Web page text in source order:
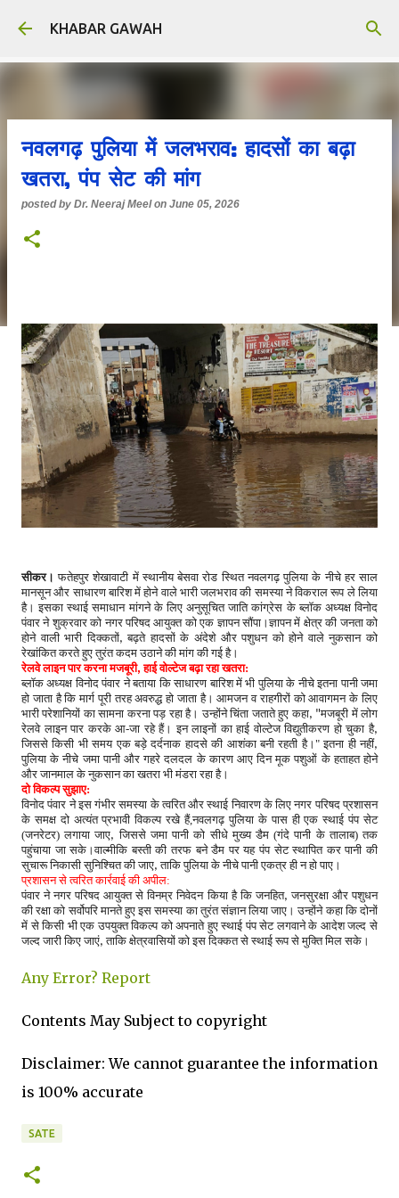
Skip to main content
KHABAR GAWAH
नवलगढ़ पुलिया में जलभराव: हादसों का बढ़ा
खतरा, पंप सेट की मांग
posted by Dr. Neeraj Meel on June 05, 2026
सीकर। फतेहपुर शेखावाटी में स्थानीय बेसवा रोड स्थित नवलगढ़ पुलिया के नीचे हर साल
मानसून और साधारण बारिश में होने वाले भारी जलभराव की समस्या ने विकराल रूप ले लिया
है। इसका स्थाई समाधान मांगने के लिए अनुसूचित जाति कांग्रेस के ब्लॉक अध्यक्ष विनोद
पंवार ने शुक्रवार को नगर परिषद आयुक्त को एक ज्ञापन सौंपा।ज्ञापन में क्षेत्र की जनता को
होने वाली भारी दिक्कतों,बढ़ते हादसों के अंदेशे और पशुधन को होने वाले नुकसान को
रेखांकित करते हुए तुरंत कदम उठाने की मांग की गई है।
रेलवे लाइन पार करना मजबूरी,हाई वोल्टेज बढ़ा रहा खतरा:
ब्लॉक अध्यक्ष विनोद पंवार ने बताया कि साधारण बारिश में भी पुलिया के नीचे इतना पानी जमा
हो जाता है कि मार्ग पूरी तरह अवरुद्ध हो जाता है। आमजन व राहगीरों को आवागमन के लिए
भारी परेशानियों का सामना करना पड़ रहा है। उन्होंने चिंता जताते हुए कहा, "मजबूरी में लोग
रेलवे लाइन पार करके आ-जा रहे हैं। इन लाइनों का हाई वोल्टेज विद्युतीकरण हो चुका है,
जिससे किसी भी समय एक बड़े दर्दनाक हादसे की आशंका बनी रहती है।" इतना ही नहीं,
पुलिया के नीचे जमा पानी और गहरे दलदल के कारण आए दिन मूक पशुओं के हताहत होने
और जानमाल के नुकसान का खतरा भी मंडरा रहा है।
दो विकल्प सुझाए:
विनोद पंवार ने इस गंभीर समस्या के त्वरित और स्थाई निवारण के लिए नगर परिषद प्रशासन
के समक्ष दो अत्यंत प्रभावी विकल्प रखे हैं,नवलगढ़ पुलिया के पास ही एक स्थाई पंप सेट
(जनरेटर) लगाया जाए,जिससे जमा पानी को सीधे मुख्य डैम (गंदे पानी के तालाब) तक
पहुंचाया जा सके।वाल्मीकि बस्ती की तरफ बने डैम पर यह पंप सेट स्थापित कर पानी की
सुचारू निकासी सुनिश्चित की जाए,ताकि पुलिया के नीचे पानी एकत्र ही न हो पाए।
प्रशासन से त्वरित कार्रवाई की अपील:
पंवार ने नगर परिषद आयुक्त से विनम्र निवेदन किया है कि जनहित,जनसुरक्षा और पशुधन
की रक्षा को सर्वोपरि मानते हुए इस समस्या का तुरंत संज्ञान लिया जाए। उन्होंने कहा कि दोनों
में से किसी भी एक उपयुक्त विकल्प को अपनाते हुए स्थाई पंप सेट लगवाने के आदेश जल्द से
जल्द जारी किए जाएं,ताकि क्षेत्रवासियों को इस दिक्कत से स्थाई रूप से मुक्ति मिल सके।
Any Error? Report
Contents May Subject to copyright
Disclaimer: We cannot guarantee the information
is 100% accurate
SATE